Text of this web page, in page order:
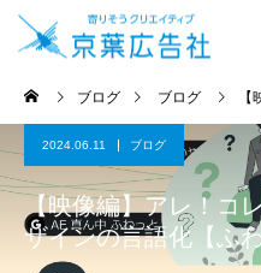
ブログ ブログ 【
2024.06.11 ブログ
【映像編】アレ！コ
ザインの言語化【ふ